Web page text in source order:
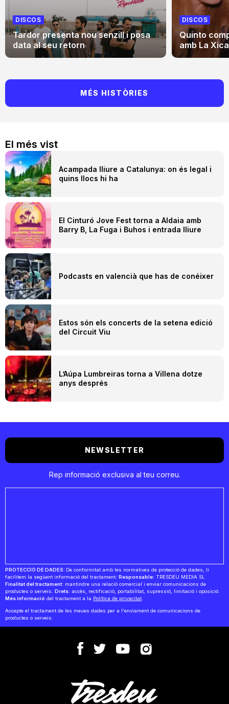
El més vist
Acampada lliure a Catalunya: on és legal i
quins llocs hi ha
El Cinturó Jove Fest torna a Aldaia amb
Barry B, La Fuga i Buhos i entrada lliure
Podcasts en valencià que has de conéixer
Estos són els concerts de la setena edició
del Circuit Viu
L’Aúpa Lumbreiras torna a Villena dotze
anys després
DISCOS
Tardor presenta nou senzill i posa
data al seu retorn
DISCOS
Quinto
amb La
MÉS HISTÒRIES
NEWSLETTER
Rep informació exclusiva al teu correu.
PROTECCIÓ DE DADES: De conformitat amb les normatives de protecció de dades, li
facilitem la següent informació del tractament: Responsable: TRESDEU MEDIA SL
Finalitat del tractament: mantindre una relació comercial i enviar comunicacions de
productes o serveis. Drets: accés, rectificació, portabilitat, supressió, limitació i oposició.
Més informació del tractament a la Política de privacitat.
Accepte el tractament de les meues dades per a l'enviament de comunicacions de
productes o serveis.